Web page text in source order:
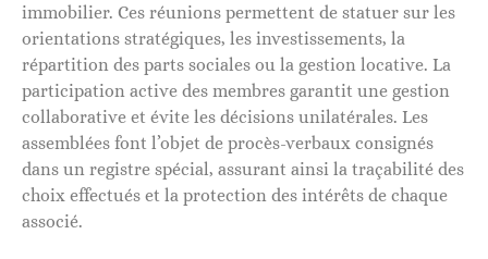
immobilier. Ces réunions permettent de statuer sur les
orientations stratégiques, les investissements, la
répartition des parts sociales ou la gestion locative. La
participation active des membres garantit une gestion
collaborative et évite les décisions unilatérales. Les
assemblées font l’objet de procès-verbaux consignés
dans un registre spécial, assurant ainsi la traçabilité des
choix effectués et la protection des intérêts de chaque
associé.